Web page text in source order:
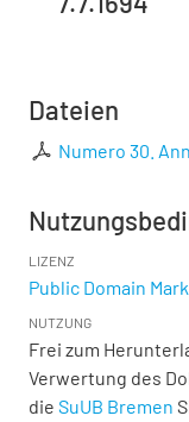
Dateien
Numero 30.
LIZENZ
Public Domain Mark
NUTZUNG
Frei zum
Verwertung des
die SuUB Bremen